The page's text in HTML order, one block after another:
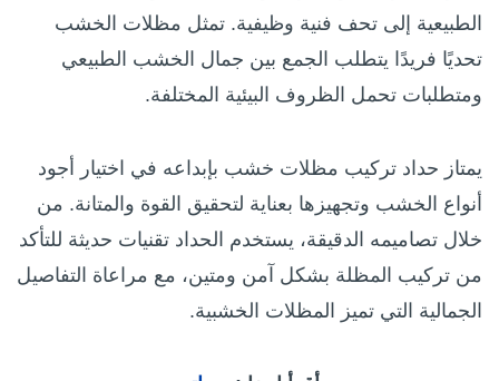
الطبيعية إلى تحف فنية وظيفية. تمثل مظلات الخشب
تحديًا فريدًا يتطلب الجمع بين جمال الخشب الطبيعي
ومتطلبات تحمل الظروف البيئية المختلفة.
يمتاز حداد تركيب مظلات خشب بإبداعه في اختيار أجود
أنواع الخشب وتجهيزها بعناية لتحقيق القوة والمتانة. من
خلال تصاميمه الدقيقة، يستخدم الحداد تقنيات حديثة للتأكد
من تركيب المظلة بشكل آمن ومتين، مع مراعاة التفاصيل
الجمالية التي تميز المظلات الخشبية.